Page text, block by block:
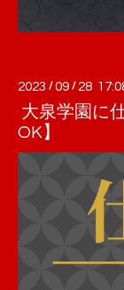
2023 /09 / 28
大泉学園に
OK】